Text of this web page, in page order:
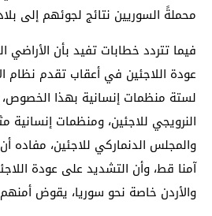
محملةً السوريين نتائج لجوئهم إلى
فيما تتردد خطابات تفيد بأن الأراضي
عودة اللاجئين في أعقاب تقدم نظام
لستة منظمات إنسانية بهذا
النرويجي للاجئين، ومنظمات إنسانية
والمجلس الدنماركي للاجئين،
آمنا قط، وأن التشديد على عودة
والأردن خاصة نحو سوريا، يقوض